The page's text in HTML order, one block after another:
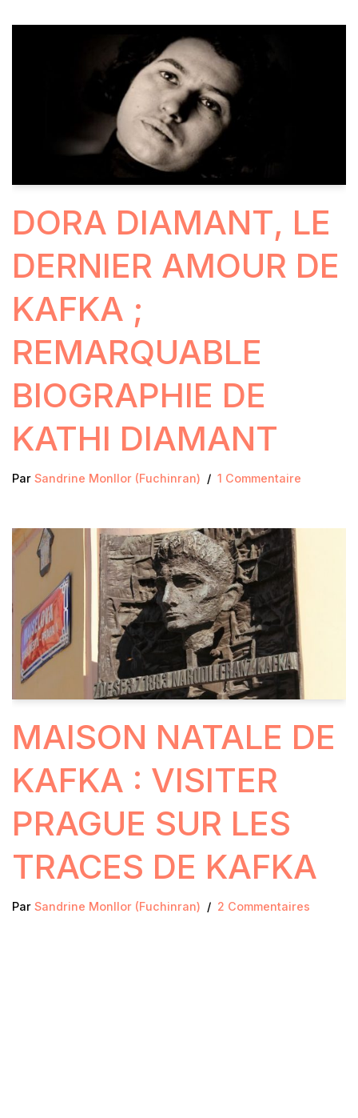
DORA DIAMANT, LE
DERNIER AMOUR DE
KAFKA ;
REMARQUABLE
BIOGRAPHIE DE
KATHI DIAMANT
Par Sandrine Monllor (Fuchinran) 1 Commentaire
MAISON NATALE DE
KAFKA : VISITER
PRAGUE SUR LES
TRACES DE KAFKA
Par Sandrine Monllor (Fuchinran) 2 Commentaires